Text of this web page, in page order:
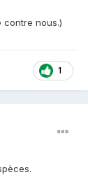
contre nous.)
1